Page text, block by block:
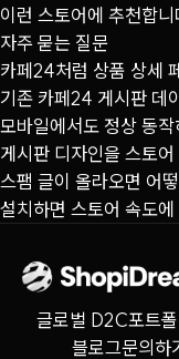
이런 스토어에 추천합니
자주 묻는 질문
카페24처럼 상품 상세
기존 카페24 게시판 데
모바일에서도 정상 동
게시판 디자인을 스토
스팸 글이 올라오면 어
설치하면 스토어 속도
글로벌 D2C포트
블로그문의하